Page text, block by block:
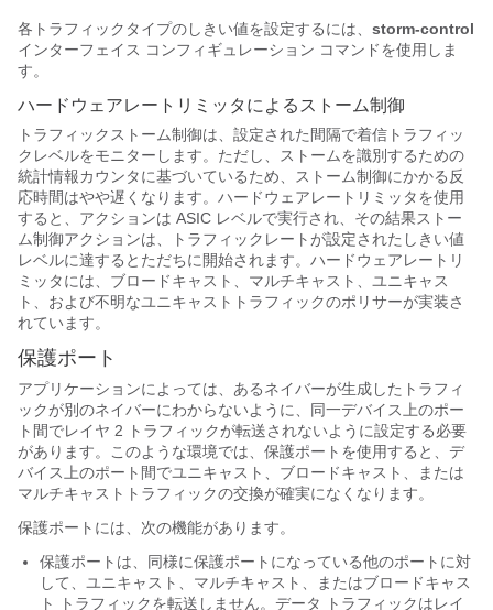
各トラフィックタイプのしきい値を設定するには、 storm-control
インターフェイス コンフィギュレーション コマンドを使用しま
す。
ハードウェアレートリミッタによるストーム制御
トラフィックストーム制御は、設定された間隔で着信トラフィッ
クレベルをモニターします。ただし、ストームを識別するための
統計情報カウンタに基づいているため、ストーム制御にかかる反
応時間はやや遅くなります。ハードウェアレートリミッタを使用
すると、アクションは ASIC レベルで実行され、その結果ストー
ム制御アクションは、トラフィックレートが設定されたしきい値
レベルに達するとただちに開始されます。ハードウェアレートリ
ミッタには、ブロードキャスト、マルチキャスト、ユニキャス
ト、および不明なユニキャストトラフィックのポリサーが実装さ
れています。
保護ポート
アプリケーションによっては、あるネイバーが生成したトラフィ
ックが別のネイバーにわからないように、同一デバイス上のポー
ト間でレイヤ 2 トラフィックが転送されないように設定する必要
があります。このような環境では、保護ポートを使用すると、デ
バイス上のポート間でユニキャスト、ブロードキャスト、または
マルチキャストトラフィックの交換が確実になくなります。
保護ポートには、次の機能があります。
保護ポートは、同様に保護ポートになっている他のポートに対
して、ユニキャスト、マルチキャスト、またはブロードキャス
ト トラフィックを転送しません。データ トラフィックはレイ